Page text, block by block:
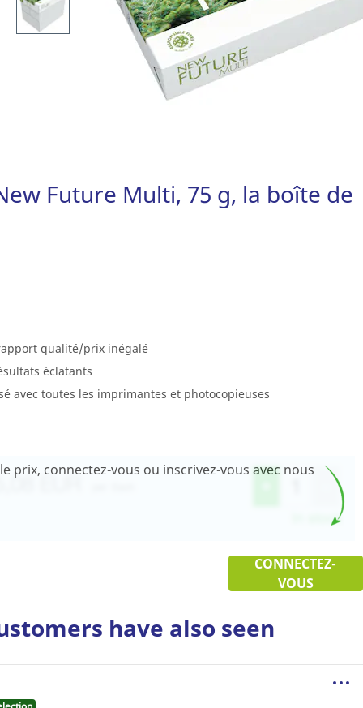
Future Multi, 75 g, la boîte de
qualité/prix inégalé
éclatants
avec toutes les imprimantes et photocopieuses
prix, connectez-vous ou inscrivez-vous avec nous
CONNECTEZ-
VOUS
have also seen